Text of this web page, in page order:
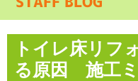
トイレ床リフ
る原因 施工